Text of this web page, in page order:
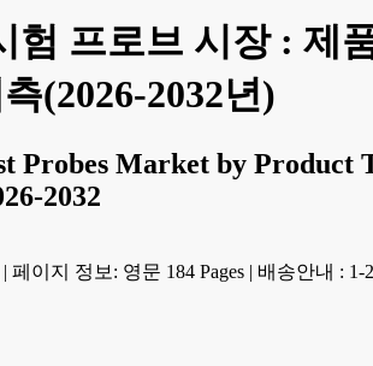
험 프로브 시장 : 제
(2026-2032년)
Probes Market by Product
2032
| 페이지 정보: 영문 184 Pages | 배송안내 : 1-